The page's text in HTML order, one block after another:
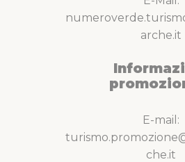
arche.it
E-mail:
che.it